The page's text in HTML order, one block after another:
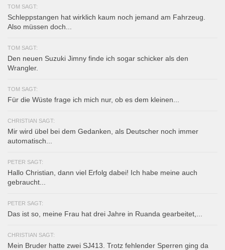
TOM SAGT:
Schleppstangen hat wirklich kaum noch jemand am Fahrzeug.
Also müssen doch...
TOM SAGT:
Den neuen Suzuki Jimny finde ich sogar schicker als den
Wrangler.
TOM SAGT:
Für die Wüste frage ich mich nur, ob es dem kleinen...
CHRISTIAN SAGT:
Mir wird übel bei dem Gedanken, als Deutscher noch immer
automatisch...
PETER SAGT:
Hallo Christian, dann viel Erfolg dabei! Ich habe meine auch
gebraucht...
PETER SAGT:
Das ist so, meine Frau hat drei Jahre in Ruanda gearbeitet,...
CHRISTIAN SAGT:
Mein Bruder hatte zwei SJ413. Trotz fehlender Sperren ging da